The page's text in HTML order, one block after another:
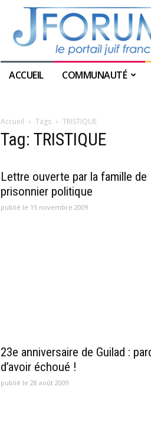
ACCUEIL COMMUNAUTÉ
Accueil Tags TRISTIQUE
Tag: TRISTIQUE
Lettre ouverte par la famille de
prisonnier politique
publié le 15 novembre 2009
23e anniversaire de Guilad :
d’avoir échoué !
publié le 28 août 2009